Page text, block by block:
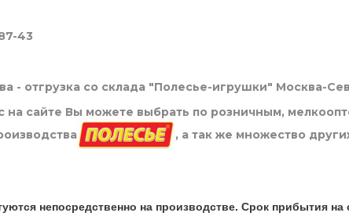
43
- отгрузка со склада "Полесье-игрушки" Москва-
на сайте Вы можете выбрать по розничным,
, а так же множество
непосредственно на производстве. Срок прибытия на